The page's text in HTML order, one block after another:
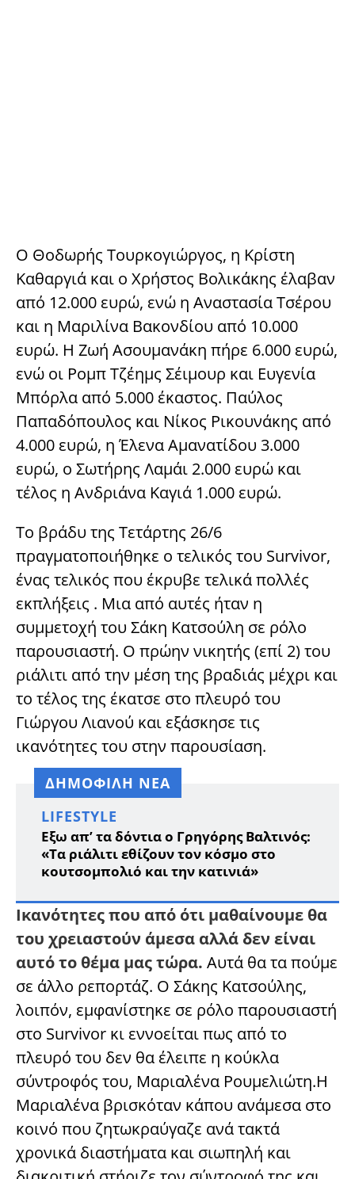
Ο Θοδωρής Τουρκογιώργος, η Κρίστη
Καθαργιά και ο Χρήστος Βολικάκης έλαβαν
από 12.000 ευρώ, ενώ η Αναστασία Τσέρου
και η Μαριλίνα Βακονδίου από 10.000
ευρώ. Η Ζωή Ασουμανάκη πήρε 6.000 ευρώ,
ενώ οι Ρομπ Τζέημς Σέιμουρ και Ευγενία
Μπόρλα από 5.000 έκαστος. Παύλος
Παπαδόπουλος και Νίκος Ρικουνάκης από
4.000 ευρώ, η Έλενα Αμανατίδου 3.000
ευρώ, ο Σωτήρης Λαμάι 2.000 ευρώ και
τέλος η Ανδριάνα Καγιά 1.000 ευρώ.
Το βράδυ της Τετάρτης 26/6
πραγματοποιήθηκε ο τελικός του Survivor,
ένας τελικός που έκρυβε τελικά πολλές
εκπλήξεις . Μια από αυτές ήταν η
συμμετοχή του Σάκη Κατσούλη σε ρόλο
παρουσιαστή. Ο πρώην νικητής (επί 2) του
ριάλιτι από την μέση της βραδιάς μέχρι και
το τέλος της έκατσε στο πλευρό του
Γιώργου Λιανού και εξάσκησε τις
ικανότητες του στην παρουσίαση.
ΔΗΜΟΦΙΛΗ ΝΕΑ
LIFESTYLE
Εξω απ’ τα δόντια ο Γρηγόρης Βαλτινός:
«Τα ριάλιτι εθίζουν τον κόσμο στο
κουτσομπολιό και την κατινιά»
Ικανότητες που από ότι μαθαίνουμε θα
του χρειαστούν άμεσα αλλά δεν είναι
αυτό το θέμα μας τώρα. Αυτά θα τα πούμε
σε άλλο ρεπορτάζ. Ο Σάκης Κατσούλης,
λοιπόν, εμφανίστηκε σε ρόλο παρουσιαστή
στο Survivor κι εννοείται πως από το
πλευρό του δεν θα έλειπε η κούκλα
σύντροφός του, Μαριαλένα Ρουμελιώτη.Η
Μαριαλένα βρισκόταν κάπου ανάμεσα στο
κοινό που ζητωκραύγαζε ανά τακτά
χρονικά διαστήματα και σιωπηλή και